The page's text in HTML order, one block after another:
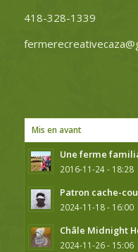
418-328-1339
Mis en avant
Une ferme
2016-11-24 - 18:28
Patron cache-
2024-11-18 - 16:00
Châle Midnight
2024-11-26 - 15:06